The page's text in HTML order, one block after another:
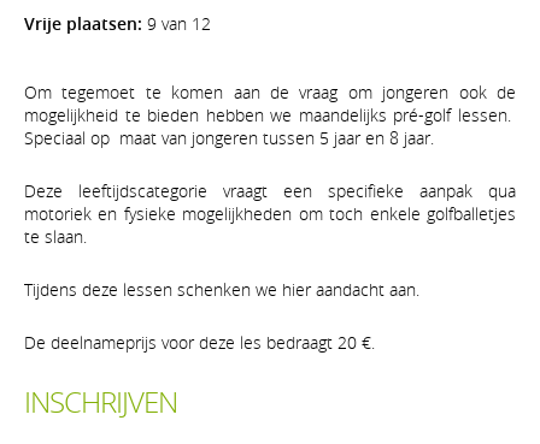
Vrije plaatsen: 9 van 12
Om tegemoet te komen aan de vraag om jongeren ook de
mogelijkheid te bieden hebben we maandelijks pré-golf lessen.
Speciaal op maat van jongeren tussen 5 jaar en 8 jaar.
Deze leeftijdscategorie vraagt een specifieke aanpak qua
motoriek en fysieke mogelijkheden om toch enkele golfballetjes
te slaan.
Tijdens deze lessen schenken we hier aandacht aan.
De deelnameprijs voor deze les bedraagt 20 €.
INSCHRIJVEN